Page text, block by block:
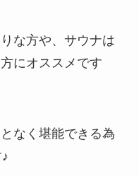
な方や、サウナは
にオススメです
なく堪能できる為